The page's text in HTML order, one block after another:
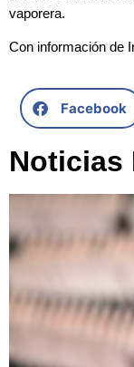
vaporera.
Con información de
Facebook
Noticias